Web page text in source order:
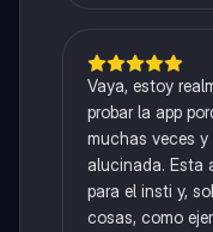
Vaya, estoy
probar la app
muchas veces
alucinada. Esta
para el insti y,
cosas, como